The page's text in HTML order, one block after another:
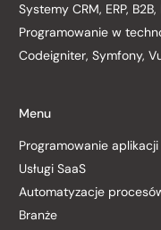
Systemy CRM, ERP,
Programowanie w
Codeigniter, Symfony,
Menu
Programowanie
Usługi SaaS
Automatyzacje
Branże